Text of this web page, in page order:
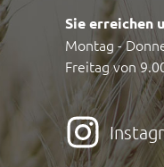
Sie erreichen
Montag -
Freitag von